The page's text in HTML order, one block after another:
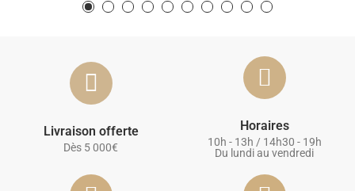
Livraison offerte
Dès 5 000€
Horaires
10h - 13h / 14h30 - 19h
Du lundi au vendredi